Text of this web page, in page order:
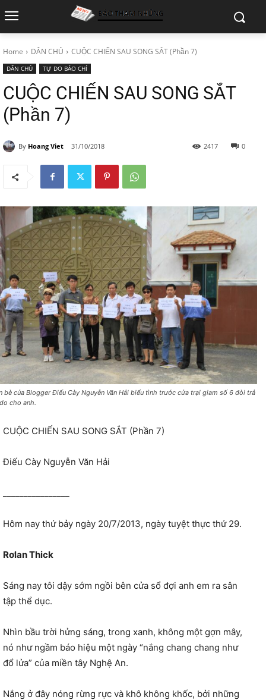
Home DÂN CHỦ CUỘC CHIẾN SAU SONG SẮT (Phần 7)
DÂN CHỦ TỰ DO BÁO CHÍ
CUỘC CHIẾN SAU SONG SẮT
(Phần 7)
By Hoang Viet 31/10/2018 0
2417
bè của Blogger Điếu Cày Nguyễn Văn Hải biểu tình trước cửa trại giam số 6 đòi trả
cho anh.
CUỘC CHIẾN SAU SONG SẮT (Phần 7)
Điếu Cày Nguyễn Văn Hải
Hôm nay thứ bảy ngày 20/7/2013, ngày tuyệt thực thứ 29.
Rơlan Thick
Sáng nay tôi dậy sớm ngồi bên cửa sổ đợi anh em ra sân
tập thể dục.
Nhìn bầu trời hửng sáng, trong xanh, không một gợn mây,
nó như ngầm báo hiệu một ngày “nắng chang chang như
đổ lửa” của miền tây Nghệ An.
Nắng ở đây nóng rừng rực và khô không khốc, bởi những